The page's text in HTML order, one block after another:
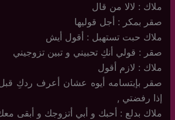
ملاك : لالا من قال
صقر بمكر : أجل قوليها
ملاك حبت تستهبل : أقول أيش
صقر : قولي أنكِ تحبيني و تبين تزوجيني
ملاك : لازم أقول
صقر بإبتسامه أيوه عشان أعرف ردكِ
إذا رفضتي ,
ملاك بدلع : أحبك و أبي أتزوجك و أبقى